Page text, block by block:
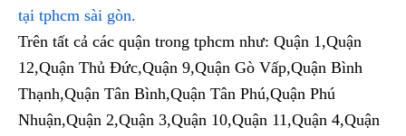
tại tphcm sài gòn.
Trên tất cả các quận trong tphcm như: Quận 1,Quận
12,Quận Thủ Đức,Quận 9,Quận Gò Vấp,Quận Bình
Thạnh,Quận Tân Bình,Quận Tân Phú,Quận Phú
Nhuận,Quận 2,Quận 3,Quận 10,Quận 11,Quận 4,Quận